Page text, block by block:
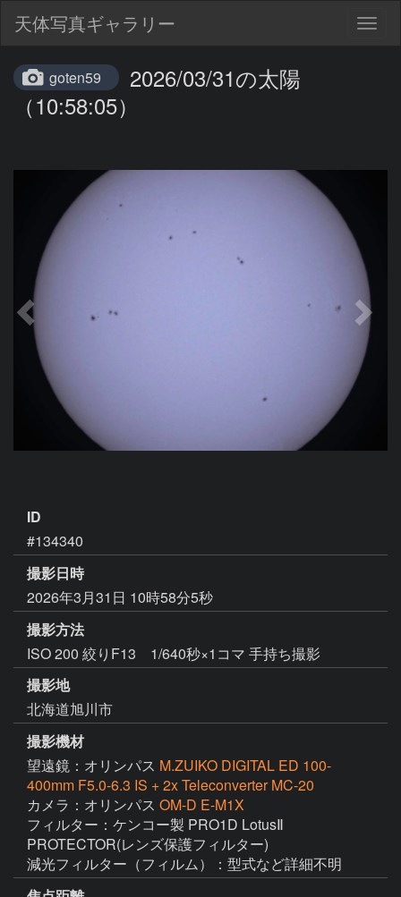
天体写真ギャラリー
goten59
2026/03/31の太陽
（10:58:05）
ID
#134340
撮影日時
2026年3月31日 10時58分5秒
撮影方法
ISO 200 絞りF13 1/640秒×1コマ 手持ち撮影
撮影地
北海道旭川市
撮影機材
望遠鏡：オリンパス M.ZUIKO DIGITAL ED 100-
400mm F5.0-6.3 IS + 2x Teleconverter MC-20
カメラ：オリンパス OM-D E-M1X
フィルター：ケンコー製 PRO1D LotusⅡ
PROTECTOR(レンズ保護フィルター)
減光フィルター（フィルム）：型式など詳細不明